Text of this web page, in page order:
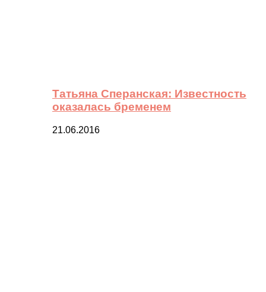
Татьяна Сперанская: Известность
оказалась бременем
21.06.2016